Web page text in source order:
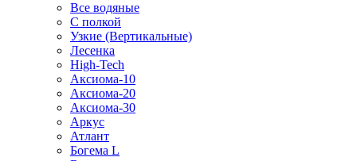
Все водяные
С полкой
Узкие (Вертикальные)
Лесенка
High-Tech
Аксиома-10
Аксиома-20
Аксиома-30
Аркус
Атлант
Богема L